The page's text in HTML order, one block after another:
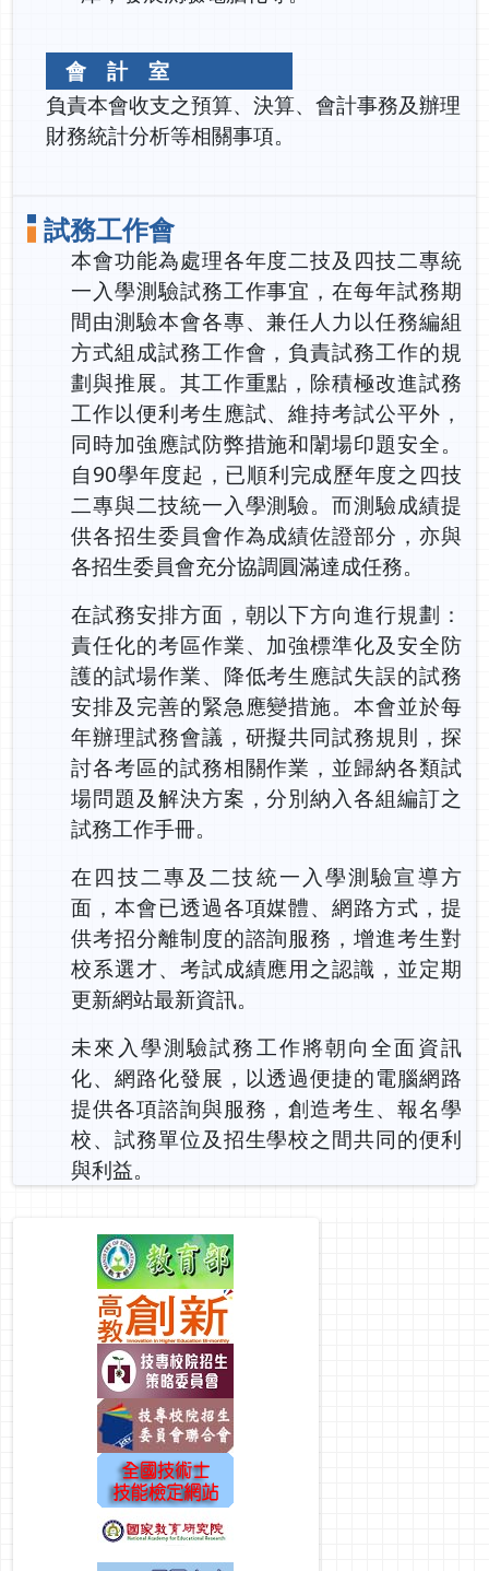
會 計 室
負責本會收支之預算、決算、會計事務及辦理
財務統計分析等相關事項。
試務工作會
本會功能為處理各年度二技及四技二專統
一入學測驗試務工作事宜，在每年試務期
間由測驗本會各專、兼任人力以任務編組
方式組成試務工作會，負責試務工作的規
劃與推展。其工作重點，除積極改進試務
工作以便利考生應試、維持考試公平外，
同時加強應試防弊措施和闈場印題安全。
自90學年度起，已順利完成歷年度之四技
二專與二技統一入學測驗。而測驗成績提
供各招生委員會作為成績佐證部分，亦與
各招生委員會充分協調圓滿達成任務。
在試務安排方面，朝以下方向進行規劃：
責任化的考區作業、加強標準化及安全防
護的試場作業、降低考生應試失誤的試務
安排及完善的緊急應變措施。本會並於每
年辦理試務會議，研擬共同試務規則，探
討各考區的試務相關作業，並歸納各類試
場問題及解決方案，分別納入各組編訂之
試務工作手冊。
在四技二專及二技統一入學測驗宣導方
面，本會已透過各項媒體、網路方式，提
供考招分離制度的諮詢服務，增進考生對
校系選才、考試成績應用之認識，並定期
更新網站最新資訊。
未來入學測驗試務工作將朝向全面資訊
化、網路化發展，以透過便捷的電腦網路
提供各項諮詢與服務，創造考生、報名學
校、試務單位及招生學校之間共同的便利
與利益。